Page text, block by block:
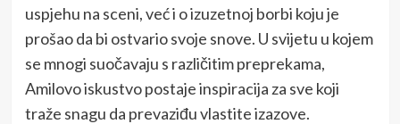
uspjehu na sceni, već i o izuzetnoj borbi koju je
prošao da bi ostvario svoje snove. U svijetu u kojem
se mnogi suočavaju s različitim preprekama,
Amilovo iskustvo postaje inspiracija za sve koji
traže snagu da prevaziđu vlastite izazove.